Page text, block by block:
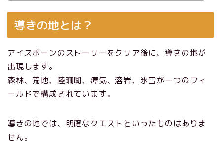
導きの地とは？
アイスボーンのストーリーをクリア後に、導きの地が
出現します。
森林、荒地、陸珊瑚、瘴気、溶岩、氷雪が一つのフィ
ールドで構成されています。
導きの地では、明確なクエストといったものはありま
せん。